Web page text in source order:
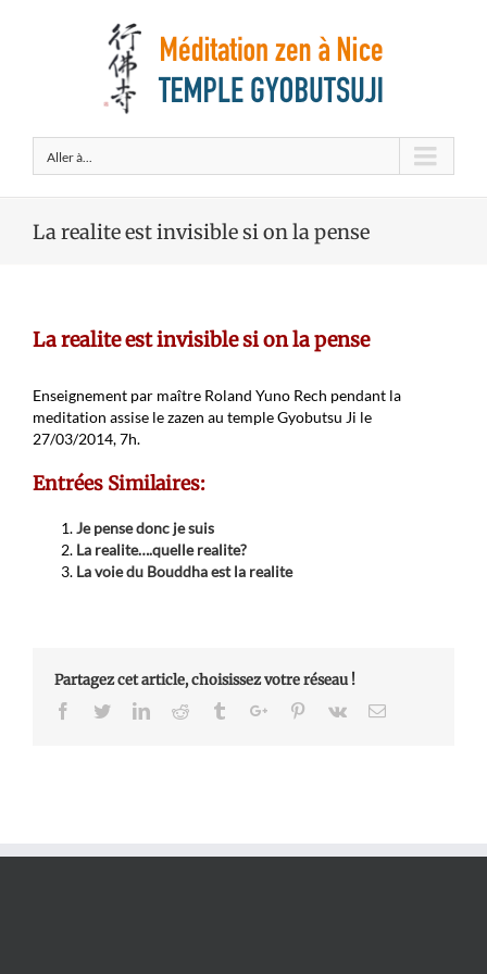
Aller à...
La realite est invisible si on la pense
La realite est invisible si on la pense
Enseignement par maître Roland Yuno Rech pendant la
meditation assise le zazen au temple Gyobutsu Ji le
27/03/2014, 7h.
Entrées Similaires:
Je pense donc je suis
La realite….quelle realite?
La voie du Bouddha est la realite
Partagez cet article, choisissez votre réseau !
Facebook
TwitterLinkedinReddit TumblrGoogle+Pinterest
Vk Email